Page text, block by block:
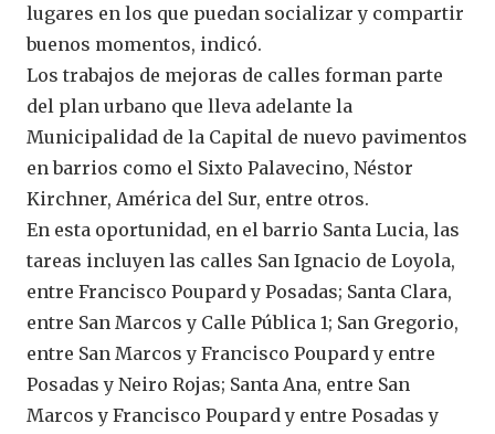
lugares en los que puedan socializar y compartir
buenos momentos, indicó.
Los trabajos de mejoras de calles forman parte
del plan urbano que lleva adelante la
Municipalidad de la Capital de nuevo pavimentos
en barrios como el Sixto Palavecino, Néstor
Kirchner, América del Sur, entre otros.
En esta oportunidad, en el barrio Santa Lucia, las
tareas incluyen las calles San Ignacio de Loyola,
entre Francisco Poupard y Posadas; Santa Clara,
entre San Marcos y Calle Pública 1; San Gregorio,
entre San Marcos y Francisco Poupard y entre
Posadas y Neiro Rojas; Santa Ana, entre San
Marcos y Francisco Poupard y entre Posadas y